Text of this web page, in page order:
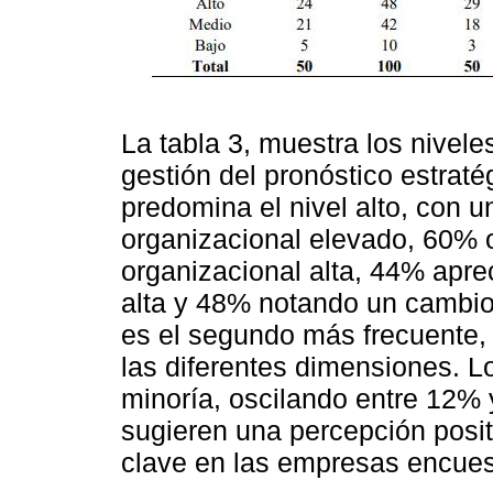
La tabla 3, muestra los
gestión del pronóstico
predomina el nivel alto, con
organizacional elevado, 60%
organizacional alta, 44%
alta y 48% notando un
es el segundo más
las diferentes dimensiones.
minoría, oscilando entre
sugieren una percepción
clave en las empresas